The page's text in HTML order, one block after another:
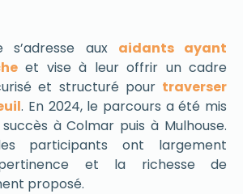
s’adresse aux aidants ayant
et vise à leur offrir un cadre
et structuré pour traverser
. En 2024, le parcours a été mis
à Colmar puis à Mulhouse.
participants ont largement
et la richesse de
proposé.